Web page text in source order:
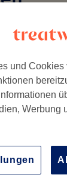
und
Werbung